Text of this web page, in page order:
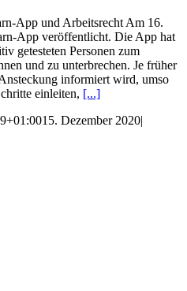
App und Arbeitsrecht Am 16.
App veröffentlicht. Die App hat
getesteten Personen zum
und zu unterbrechen. Je früher
informiert wird, umso
einleiten, [...]
15. Dezember 2020|